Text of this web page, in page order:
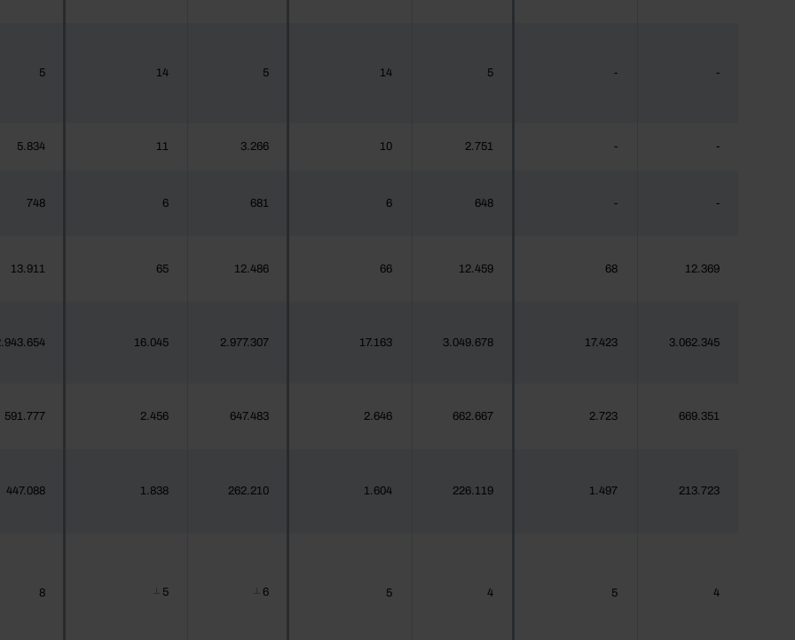
5 14 5 14 5 - -
5.834 11 3.266 10 2.751 - -
748 6 681 6 648 - -
13.911 65 12.486 66 12.459 68 12.369
16.045 2.977.307 17.163 3.049.678 17.423 3.062.345
591.777 2.456 647.483 2.646 662.667 2.723 669.351
447.088 1.838 262.210 1.604 226.119 1.497 213.723
8 5 6 5 4 5 4